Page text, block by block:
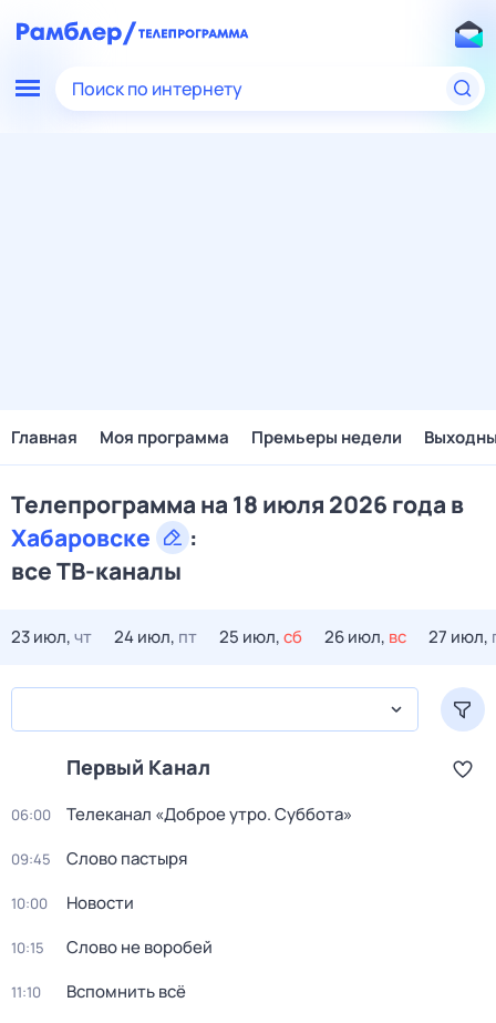
Поиск по интернету
Главная Моя программа Премьеры недели
Телепрограмма на 18 июля 2026 года в
Хабаровске
:
все ТВ-каналы
23 июл,чт 24 июл, пт 25 июл,сб 26 июл, вс 27 июл,
Первый Канал
06:00 Телеканал «Доброе утро. Суббота»
09:45 Слово пастыря
10:00 Новости
10:15 Слово не воробей
11:10 Вспомнить всё